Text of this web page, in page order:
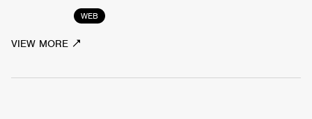
WEB
VIEW MORE